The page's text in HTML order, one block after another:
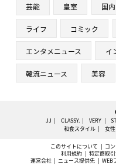
芸能 皇室 国内
ライフ コミック
エンタメニュース イ
韓流ニュース 美容
JJ CLASSY. VERY
和食スタイル
女
このサイトについて コ
利用規約
特定商取
運営会社
ニュース提供先 WEB